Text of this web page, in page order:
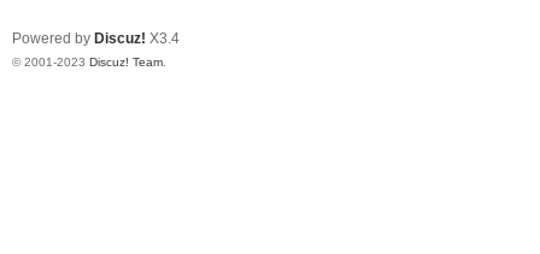
Powered by Discuz! X3.4
© 2001-2023 Discuz! Team